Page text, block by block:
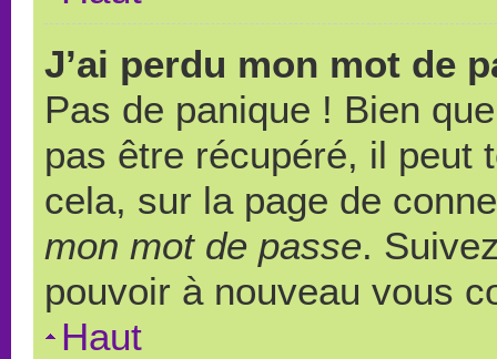
J’ai perdu mon mot de
Pas de panique ! Bien
pas être récupéré, il peut
cela, sur la page de
mon mot de passe.
pouvoir à nouveau vous
Haut